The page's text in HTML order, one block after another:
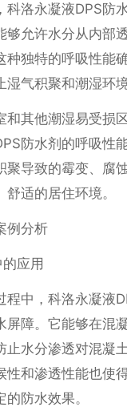
科洛永凝液DPS防
够允许水分从内部
种独特的呼吸性能
气积聚和潮湿环
和其他潮湿易受损
防水剂的呼吸性
聚导致的霉变、腐
适的居住环境。
例分析
应用
程中，科洛永凝液
屏障。它能够在混
止水分渗透对混凝
性和渗透性能也使
防水效果。